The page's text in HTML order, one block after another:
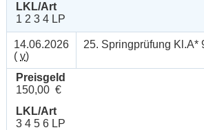
LKL/Art
1 2 3 4 LP
14.06.2026
( v)
25. Springprüfung Kl.A*
Preisgeld
150,00 €
LKL/Art
3 4 5 6 LP